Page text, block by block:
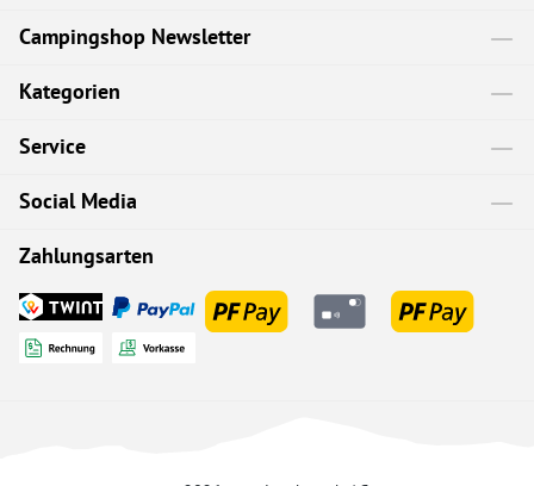
Campingshop Newsletter
Kategorien
Service
Social Media
Zahlungsarten